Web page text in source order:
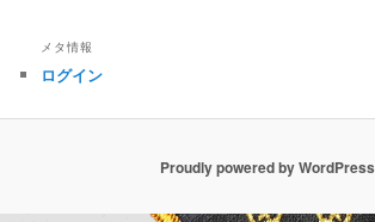
メタ情報
ログイン
Proudly powered by WordPress